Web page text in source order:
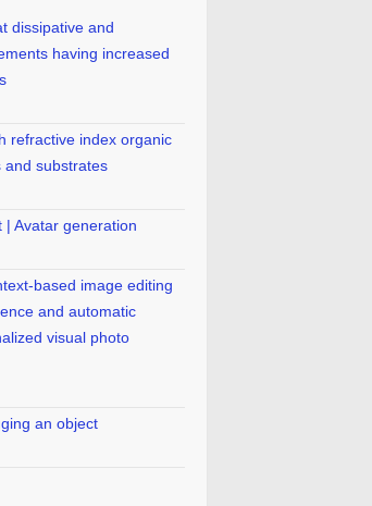
dissipative and
having increased
refractive index organic
and substrates
Avatar generation
based image editing
and automatic
visual photo
an object